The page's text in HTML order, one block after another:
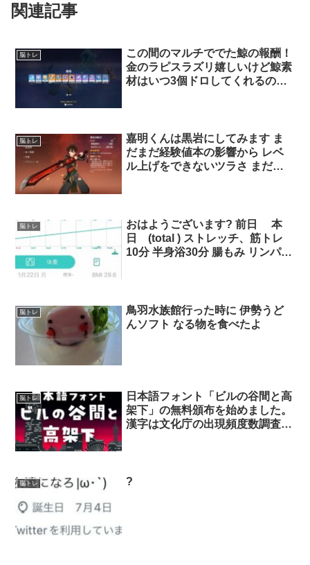
関連記事
脳トレ
この間のマルチででた鯨の報酬！
金のラピスラズリ嬉しいけど鯨素
材はいつ3個ドロしてくれるのだ
脳トレ
嘉明くんは黒岩にしてみます ま
だまだ経験値本の影響から レベ
ル上げをできないツラさ まだ閑
脳トレ
おはようございます? 前日 本
日 (total ) ストレッチ、筋トレ
10分 半身浴30分 腸もみ リンパマ
す。 今日もマイペース。 0代
脳トレ
鳥羽水族館行った時に 伊勢うど
んソフト なる物を食べたよ
脳トレ
日本語フォント「ビルの谷間と高
架下」の無料頒布を始めました。
漢字は文化庁の出現頻度数調査上
いただければ連絡不要で商用可能
脳トレ ?